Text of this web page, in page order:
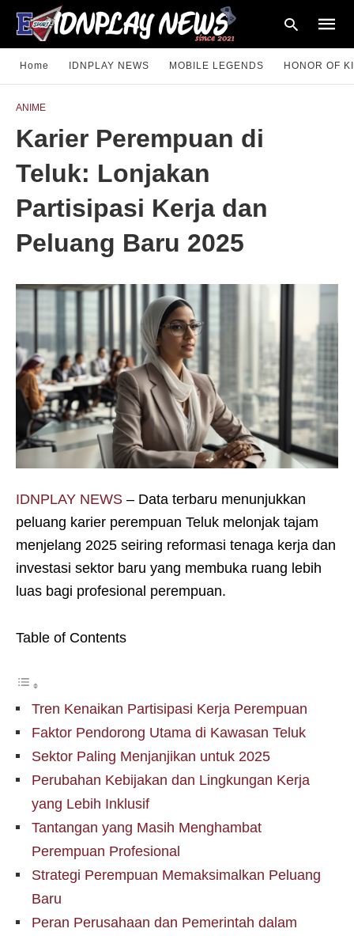
Home IDNPLAY NEWS MOBILE LEGENDS HONOR OF
ANIME
Karier Perempuan di
Teluk: Lonjakan
Partisipasi Kerja dan
Peluang Baru 2025
IDNPLAY NEWS – Data terbaru menunjukkan
peluang karier perempuan Teluk melonjak tajam
menjelang 2025 seiring reformasi tenaga kerja dan
investasi sektor baru yang membuka ruang lebih
luas bagi profesional perempuan.
Table of Contents
Tren Kenaikan Partisipasi Kerja Perempuan
Faktor Pendorong Utama di Kawasan Teluk
Sektor Paling Menjanjikan untuk 2025
Perubahan Kebijakan dan Lingkungan Kerja
yang Lebih Inklusif
Tantangan yang Masih Menghambat
Perempuan Profesional
Strategi Perempuan Memaksimalkan Peluang
Baru
Peran Perusahaan dan Pemerintah dalam